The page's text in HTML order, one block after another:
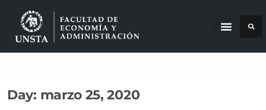
Day: marzo 25, 2020